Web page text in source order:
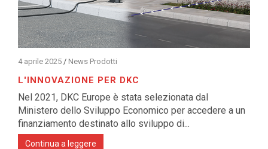
4 aprile 2025 / News Prodotti
L'INNOVAZIONE PER DKC
Nel 2021, DKC Europe è stata selezionata dal
Ministero dello Sviluppo Economico per accedere a un
finanziamento destinato allo sviluppo di...
Continua a leggere